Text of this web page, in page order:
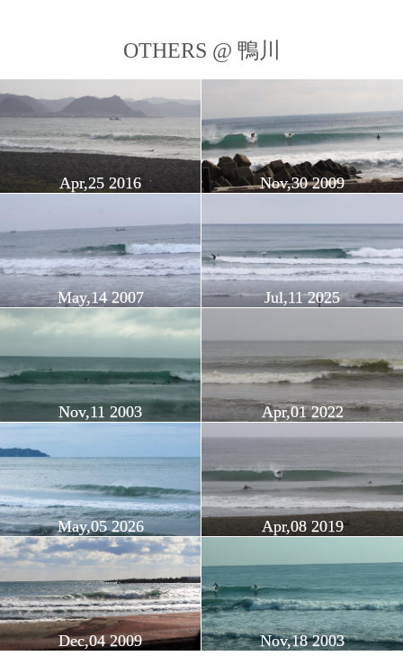
OTHERS @ 鴨川
Apr,25 2016 Nov,30 2009
May,14 2007 Jul,11 2025
Nov,11 2003 Apr,01 2022
May,05 2026 Apr,08 2019
Dec,04 2009 Nov,18 2003